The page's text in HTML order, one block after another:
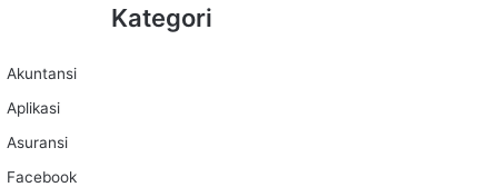
Kategori
Akuntansi
Aplikasi
Asuransi
Facebook